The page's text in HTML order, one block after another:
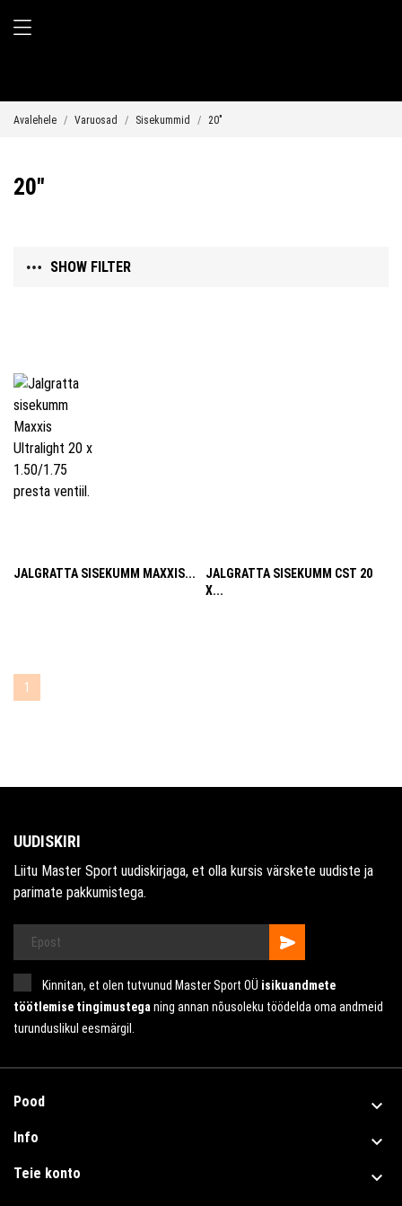
Avalehele Varuosad Sisekummid 20"
20"
SHOW FILTER
JALGRATTA SISEKUMM MAXXIS...
JALGRATTA SISEKUMM CST 20
X...
1
UUDISKIRI
Liitu Master Sport uudiskirjaga, et olla kursis värskete uudiste ja
parimate pakkumistega.
Kinnitan, et olen tutvunud Master Sport OÜ isikuandmete
töötlemise tingimustega ning annan nõusoleku töödelda oma andmeid
turunduslikul eesmärgil.
Pood 
Info 
Teie konto 